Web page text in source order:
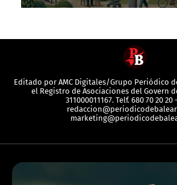
Editado por AMC Digitales/Grupo Periódico
el Registro de Asociaciones del Govern
311000011167. Telf. 680 70 20